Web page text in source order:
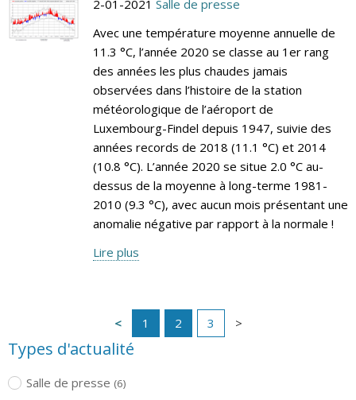
2-01-2021 Salle de presse
Avec une température moyenne annuelle de
11.3 °C, l’année 2020 se classe au 1er rang
des années les plus chaudes jamais
observées dans l’histoire de la station
météorologique de l’aéroport de
Luxembourg-Findel depuis 1947, suivie des
années records de 2018 (11.1 °C) et 2014
(10.8 °C). L’année 2020 se situe 2.0 °C au-
dessus de la moyenne à long-terme 1981-
2010 (9.3 °C), avec aucun mois présentant une
anomalie négative par rapport à la normale !
Lire plus
1 2 3
Types d'actualité
Salle de presse (6)